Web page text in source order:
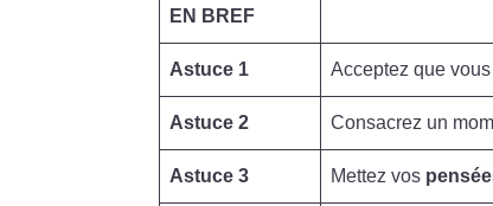
EN BREF
Astuce 1 Acceptez que
Astuce 2 Consacrez un
Astuce 3 Mettez vos